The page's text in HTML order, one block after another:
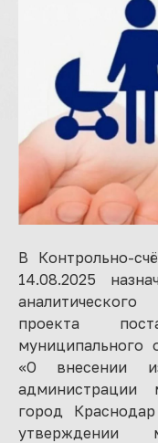
В Контрольно-
14.08.2025
проекта
муниципального
«О внесении
администрации
город
утверждении